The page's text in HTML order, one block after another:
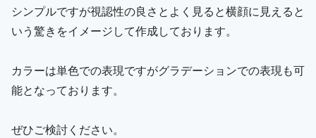
シンプルですが視認性の良さとよく見ると横顔に見えると
いう驚きをイメージして作成しております。
カラーは単色での表現ですがグラデーションでの表現も可
能となっております。
ぜひご検討ください。